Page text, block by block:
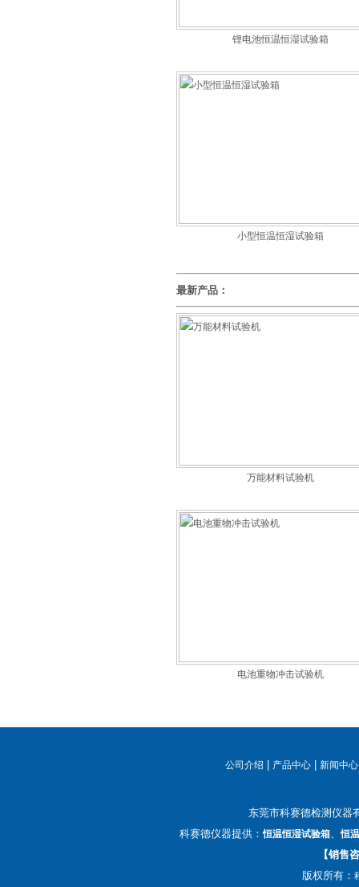
锂电池恒温恒湿试验箱
小型恒温恒湿试验箱
最新产品：
万能材料试验机
电池重物冲击试验机
公司介绍 | 产品中心 |新闻中心
东莞市科赛德检测仪
科赛德仪器提供：恒温恒湿试验箱 、恒
【销售
版权所有：